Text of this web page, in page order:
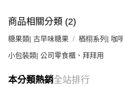
https://aftee.tw/terms/#terms3
３．未成年的使用者請事先徵得法定代理
「AFTEE先享後付」，若未經同意申辦
４．使用「AFTEE先享後付」時，將依
請求用戶進行身份認證。
５．嚴禁一人註冊多個帳號或使用他人資
商品相關分類 (2)
糖果類| 古早味糖果 楢栩系列| 咖
小包裝類| 公司零食櫃、拜拜用
本分類熱銷全站排行